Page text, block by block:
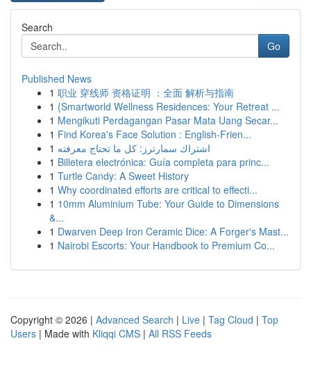
Search
Go
Published News
1 职业 穿线师 资格证明 ：全面 解析与指南
1 {Smartworld Wellness Residences: Your Retreat ...
1 Mengikuti Perdagangan Pasar Mata Uang Secar...
1 Find Korea's Face Solution : English-Frien...
1 اشتراك سمارترز: كل ما تحتاج معرفته
1 Billetera electrónica: Guía completa para princ...
1 Turtle Candy: A Sweet History
1 Why coordinated efforts are critical to effecti...
1 10mm Aluminium Tube: Your Guide to Dimensions
&...
1 Dwarven Deep Iron Ceramic Dice: A Forger's Mast...
1 Nairobi Escorts: Your Handbook to Premium Co...
Copyright © 2026 | Advanced Search | Live | Tag Cloud | Top
Users | Made with Kliqqi CMS | All RSS Feeds